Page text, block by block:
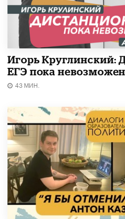
Игорь Круглинский:
ЕГЭ пока невозможен
43 МИН.